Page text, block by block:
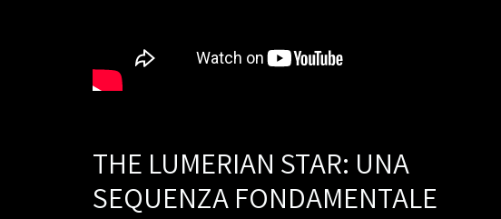
THE LUMERIAN STAR: UNA
SEQUENZA FONDAMENTALE